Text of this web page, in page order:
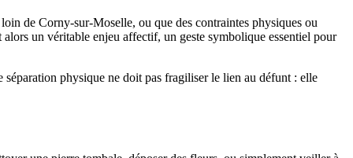
de Corny-sur-Moselle, ou que des contraintes physiques ou
un véritable enjeu affectif, un geste symbolique essentiel pour
physique ne doit pas fragiliser le lien au défunt : elle